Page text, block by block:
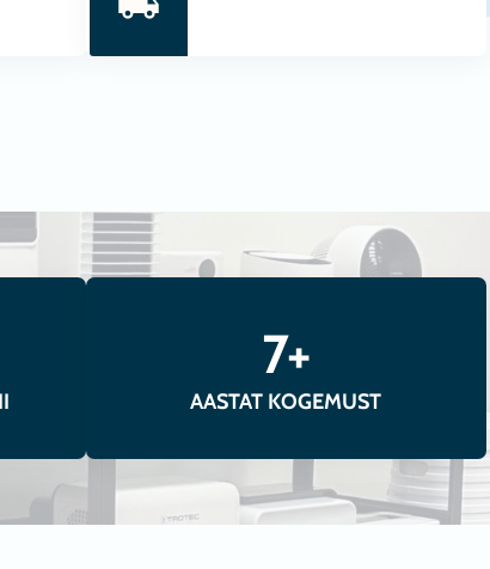
7+
AASTAT KOGEMUST